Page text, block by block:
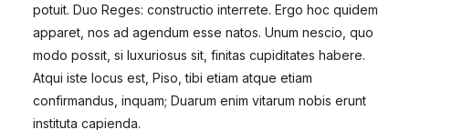
potuit. Duo Reges: constructio interrete. Ergo hoc quidem
apparet, nos ad agendum esse natos. Unum nescio, quo
modo possit, si luxuriosus sit, finitas cupiditates habere.
Atqui iste locus est, Piso, tibi etiam atque etiam
confirmandus, inquam; Duarum enim vitarum nobis erunt
instituta capienda.